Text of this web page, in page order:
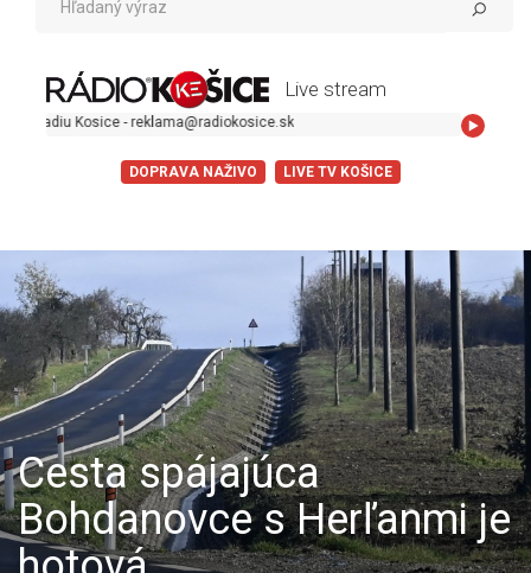
Live stream
Kosice - reklama@radiokosice.sk
DOPRAVA NAŽIVO LIVE TV KOŠICE
Cesta spájajúca
Bohdanovce s Herľanmi je